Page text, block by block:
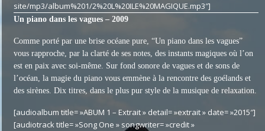
site/mp3/album%201/2%20L%20ILE%20MAGIQUE.mp3″]
Un piano dans les vagues – 2009
Comme porté par une brise océane pure, “Un piano dans les vagues”
vous rapproche, par la clarté de ses notes, des instants magiques où l’on
est en paix avec soi-même. Sur fond sonore de vagues et de sons de
l’océan, la magie du piano vous emmène à la rencontre des goélands et
des sirènes. Dix titres, dans le plus pur style de la musique de relaxation.
[audioalbum title= »ABUM 1 – Extrait » detail= »extrait » date= »2015″]
[audiotrack title= »Song One » songwriter= »credit »